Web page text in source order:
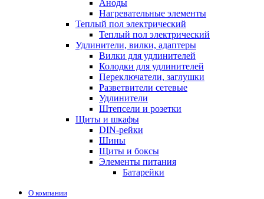
Аноды
Нагревательные элементы
Теплый пол электрический
Теплый пол электрический
Удлинители, вилки, адаптеры
Вилки для удлинителей
Колодки для удлинителей
Переключатели, заглушки
Разветвители сетевые
Удлинители
Штепсели и розетки
Щиты и шкафы
DIN-рейки
Шины
Щиты и боксы
Элементы питания
Батарейки
О компании